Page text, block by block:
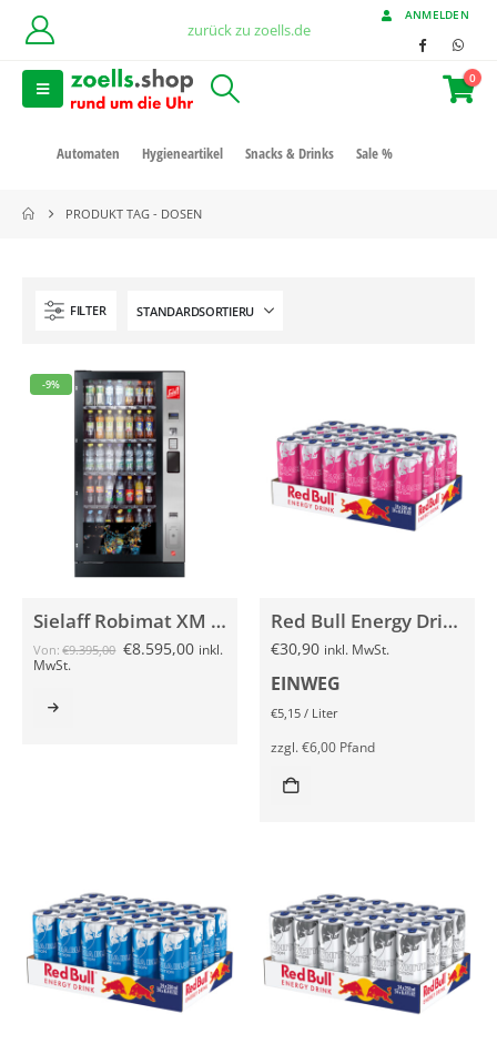
zurück zu zoells.de
ANMELDEN
0
Automaten Hygieneartikel Snacks & Drinks Sale %
PRODUKT TAG - DOSEN
FILTER
-9%
Sielaff Robimat XM Security
Von: €9.395,00 €8.595,00 inkl.
MwSt.
Red Bull Energy Drink PEACH EDITION White Peach 24x 250ml
€30,90 inkl. MwSt.
EINWEG
€5,15 / Liter
zzgl. €6,00 Pfand